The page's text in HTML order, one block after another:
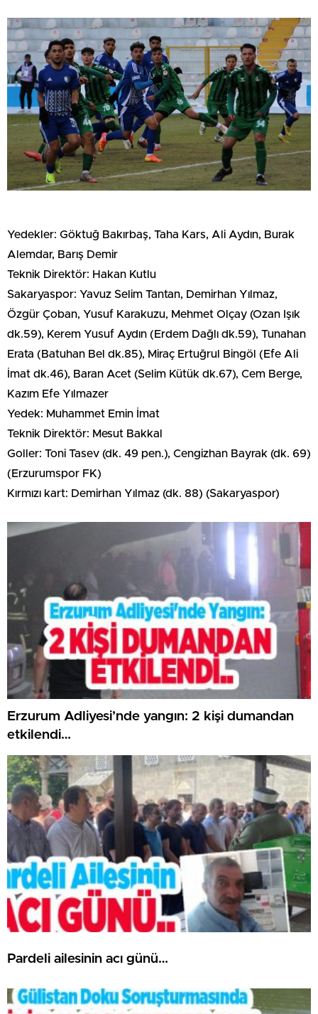
Yedekler: Göktuğ Bakırbaş, Taha Kars, Ali Aydın, Burak
Alemdar, Barış Demir
Teknik Direktör: Hakan Kutlu
Sakaryaspor: Yavuz Selim Tantan, Demirhan Yılmaz,
Özgür Çoban, Yusuf Karakuzu, Mehmet Olçay (Ozan Işık
dk.59), Kerem Yusuf Aydın (Erdem Dağlı dk.59), Tunahan
Erata (Batuhan Bel dk.85), Miraç Ertuğrul Bingöl (Efe Ali
İmat dk.46), Baran Acet (Selim Kütük dk.67), Cem Berge,
Kazım Efe Yılmazer
Yedek: Muhammet Emin İmat
Teknik Direktör: Mesut Bakkal
Goller: Toni Tasev (dk. 49 pen.), Cengizhan Bayrak (dk. 69)
(Erzurumspor FK)
Kırmızı kart: Demirhan Yılmaz (dk. 88) (Sakaryaspor)
Erzurum Adliyesi’nde yangın: 2 kişi dumandan
etkilendi…
Pardeli ailesinin acı günü…